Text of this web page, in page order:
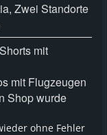
Zwei Standorte
mit
mit Flugzeugen
Shop wurde
ohne Fehler